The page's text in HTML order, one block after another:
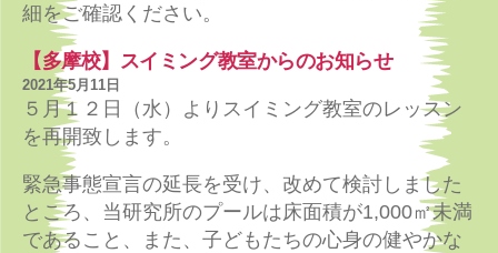
細をご確認ください。
【多摩校】スイミング教室からのお知らせ
2021年5月11日
５月１２日（水）よりスイミング教室のレッスン
を再開致します。
緊急事態宣言の延長を受け、改めて検討しました
ところ、当研究所のプールは床面積が1,000㎡未満
であること、また、子どもたちの心身の健やかな